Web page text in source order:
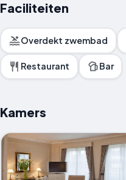
Faciliteiten
Overdekt zwembad
Restaurant Bar
Kamers